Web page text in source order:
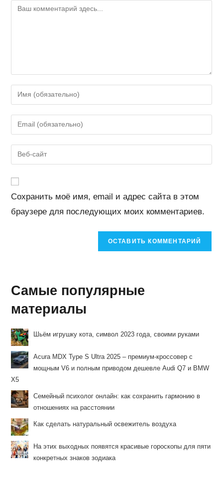
Комментарий
Введите
свое
имя
или
пользователя,
чтобы
прокомментировать
Введите
свой
email-
адрес,
Введите
URL
веб-
сайта
(необязательно)
Сохранить моё имя, email и адрес сайта в этом
браузере для последующих моих комментариев.
Самые популярные
материалы
Шьём игрушку кота, символ 2023 года, своими руками
Acura MDX Type S Ultra 2025 – премиум-кроссовер с
мощным V6 и полным приводом дешевле Audi Q7 и BMW
X5
Семейный психолог онлайн: как сохранить гармонию в
отношениях на расстоянии
Как сделать натуральный освежитель воздуха
На этих выходных появятся красивые гороскопы для пяти
конкретных знаков зодиака